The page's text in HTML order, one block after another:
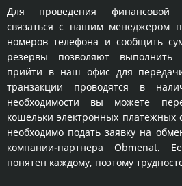
Для проведения финансовой
связаться с нашим менеджером
номеров телефона и сообщить
резервы позволяют
прийти в наш офис для
транзакции проводятся в
необходимости вы можете
кошельки электронных платежных
необходимо подать заявку на
компании-партнера Obmenat.
понятен каждому, поэтому